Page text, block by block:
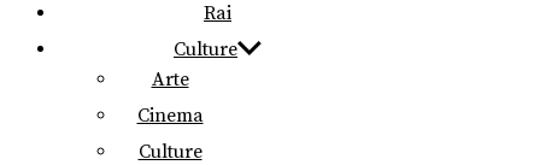
Rai
Culture
Arte
Cinema
Culture